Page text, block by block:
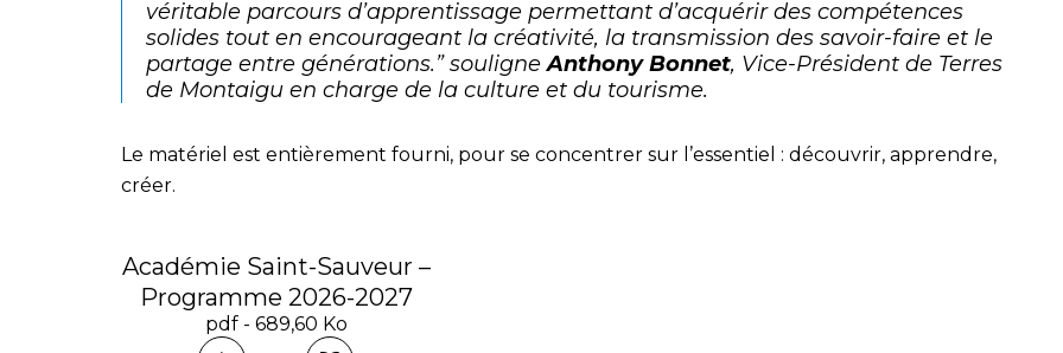
véritable parcours d’apprentissage permettant d’acquérir des compétences
solides tout en encourageant la créativité, la transmission des savoir-faire et le
partage entre générations.” souligneAnthony Bonnet, Vice-Président de Terres
de Montaigu en charge de la culture et du tourisme.
Le matériel est entièrement fourni, pour se concentrer sur l’essentiel : découvrir, apprendre,
créer.
Académie Saint-Sauveur –
Programme 2026-2027
pdf - 689,60 Ko